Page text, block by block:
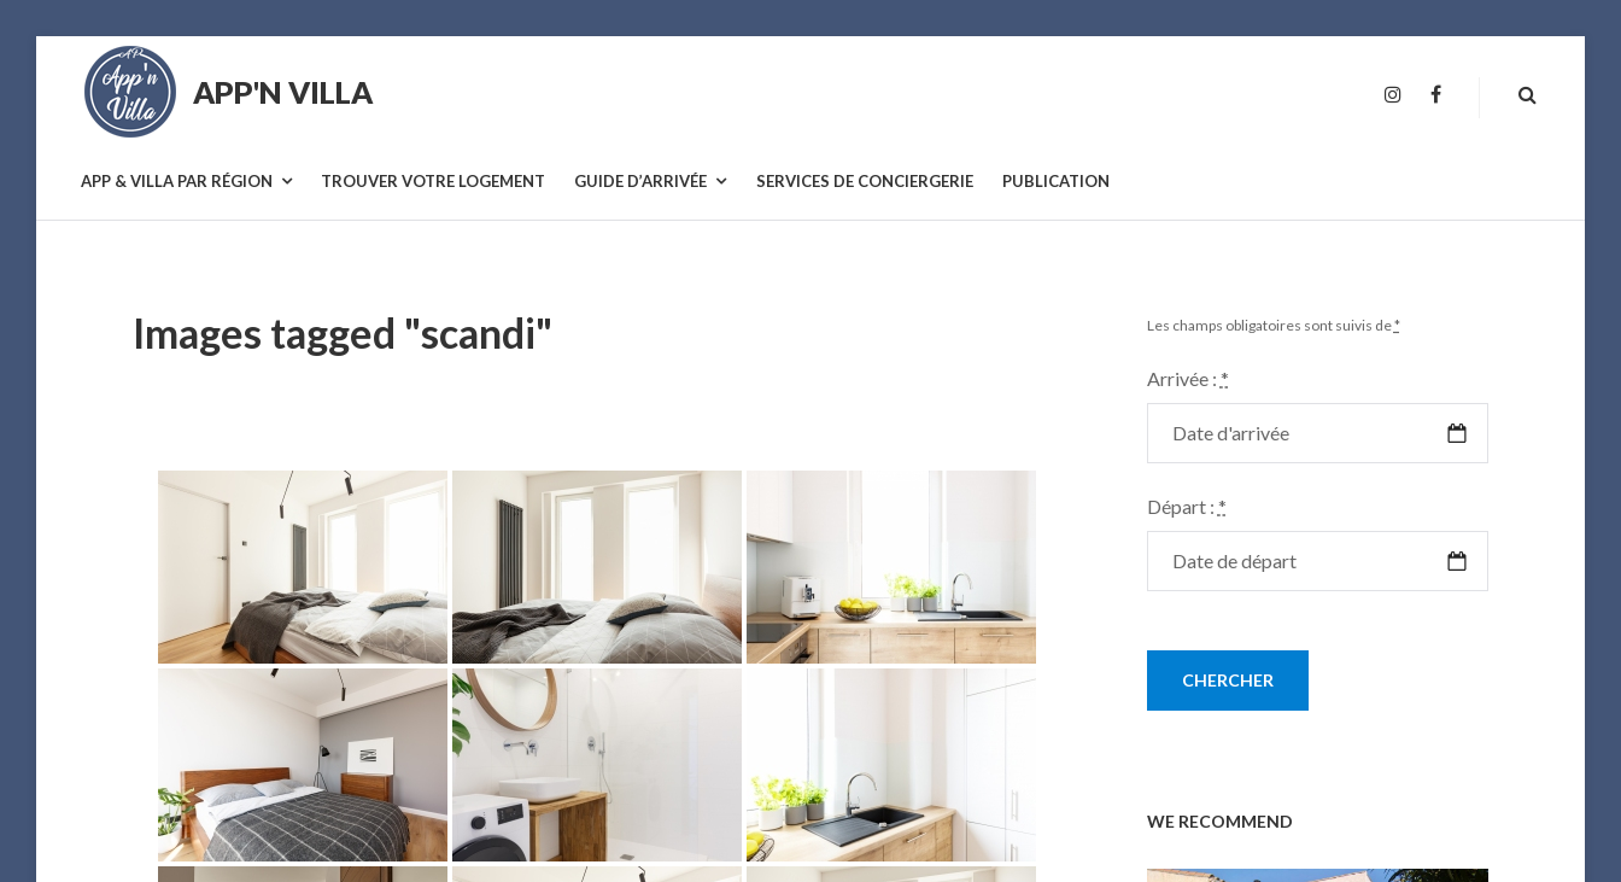
content
APP'N VILLA
APP & VILLA PAR RÉGION TROUVER VOTRE LOGEMENT GUIDE D’ARRIVÉE SERVICES DE CONCIERGERIE PUBLICATION
INSTAGRAM
Images tagged "scandi" Les champs obligatoires sont suivis de*
Arrivée : *
Départ : *
WE RECOMMEND